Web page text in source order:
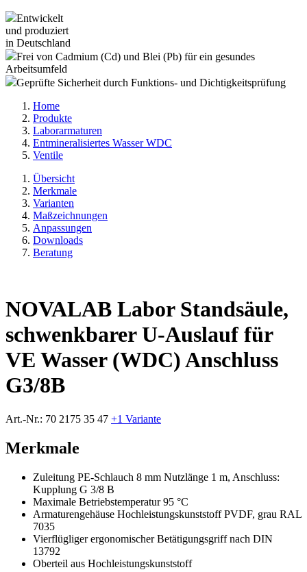
Entwickelt
und produziert
in Deutschland
Frei von Cadmium (Cd) und Blei (Pb) für ein gesundes
Arbeitsumfeld
Geprüfte Sicherheit durch Funktions- und Dichtigkeitsprüfung
Home
Produkte
Laborarmaturen
Entmineralisiertes Wasser WDC
Ventile
Übersicht
Merkmale
Varianten
Maßzeichnungen
Anpassungen
Downloads
Beratung
NOVALAB Labor Standsäule,
schwenkbarer U-Auslauf für
VE Wasser (WDC) Anschluss
G3/8B
Art.-Nr.: 70 2175 35 47 +1 Variante
Merkmale
Zuleitung PE-Schlauch 8 mm Nutzlänge 1 m, Anschluss:
Kupplung G 3/8 B
Maximale Betriebstemperatur 95 °C
Armaturengehäuse Hochleistungskunststoff PVDF, grau RAL
7035
Vierflügliger ergonomischer Betätigungsgriff nach DIN
13792
Oberteil aus Hochleistungskunststoff